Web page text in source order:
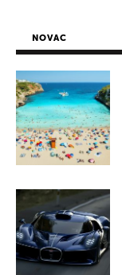
NOVAC